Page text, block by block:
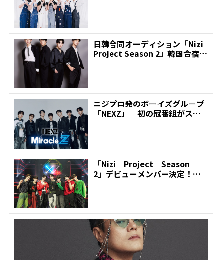
日韓合同オーディション「Nizi
Project Season 2」韓国合宿進
ニジプロ発のボーイズグループ
「NEXZ」 初の冠番組がスタ
「Nizi Project Season
2」デビューメンバー決定！